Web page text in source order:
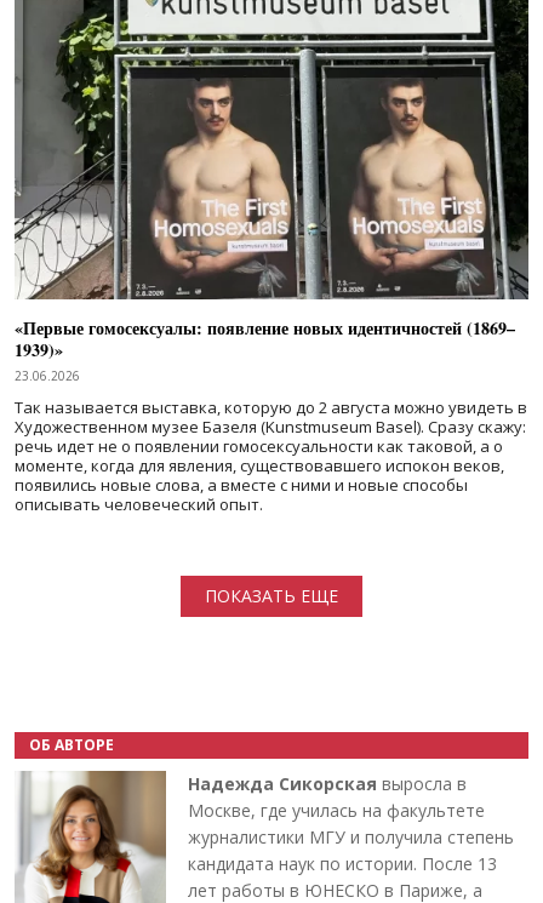
«Первые гомосексуалы: появление новых идентичностей (1869–
1939)»
23.06.2026
Так называется выставка, которую до 2 августа можно увидеть в
Художественном музее Базеля (Kunstmuseum Basel). Сразу скажу:
речь идет не о появлении гомосексуальности как таковой, а о
моменте, когда для явления, существовавшего испокон веков,
появились новые слова, а вместе с ними и новые способы
описывать человеческий опыт.
ПОКАЗАТЬ ЕЩЕ
ОБ АВТОРЕ
Надежда Сикорская выросла в
Москве, где училась на факультете
журналистики МГУ и получила степень
кандидата наук по истории. После 13
лет работы в ЮНЕСКО в Париже, а